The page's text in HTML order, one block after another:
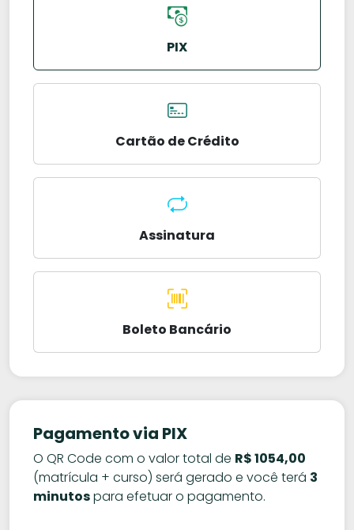
PIX
Cartão de Crédito
Assinatura
Boleto Bancário
Pagamento via PIX
O QR Code com o valor total de R$ 1054,00
(matrícula + curso) será gerado e você terá 3
minutospara efetuar o pagamento.